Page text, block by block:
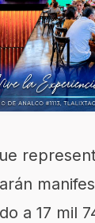
a 17 mil